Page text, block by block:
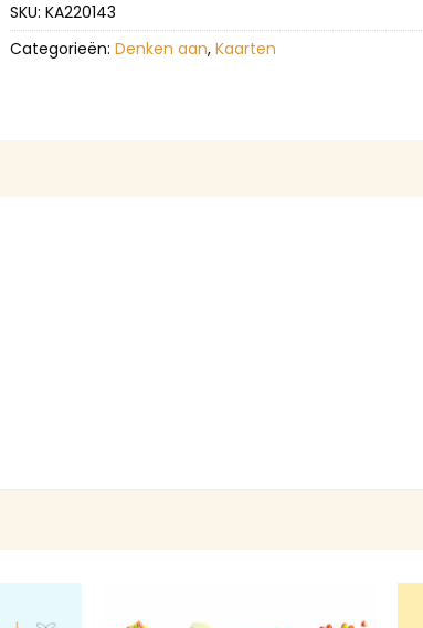
SKU: KA220143
Categorieën: Denken aan, Kaarten